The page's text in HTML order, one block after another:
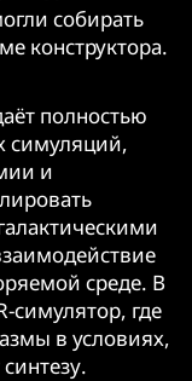
собирать
конструктора.
полностью
симуляций,
и
среде. В
симулятор, где
в условиях,